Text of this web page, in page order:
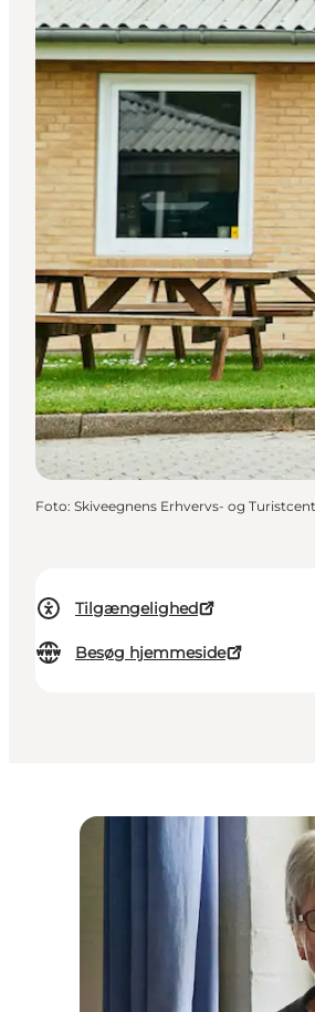
Tilgængelighed
Besøg hjemmeside
Foto: Skiveegnens Erhvervs- og